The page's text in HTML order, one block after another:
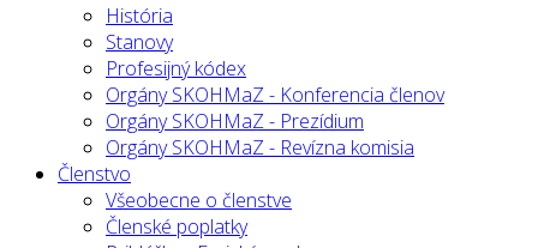
História
Stanovy
Profesijný kódex
Orgány SKOHMaZ - Konferencia členov
Orgány SKOHMaZ - Prezídium
Orgány SKOHMaZ - Revízna komisia
Členstvo
Všeobecne o členstve
Členské poplatky